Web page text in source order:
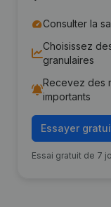
Consulter la
Choisissez
granulaires
Recevez des
importants
Essayer
Essai gratuit de 7